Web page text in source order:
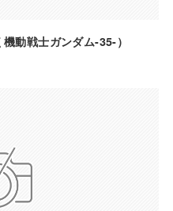
動戦士ガンダム-35-）